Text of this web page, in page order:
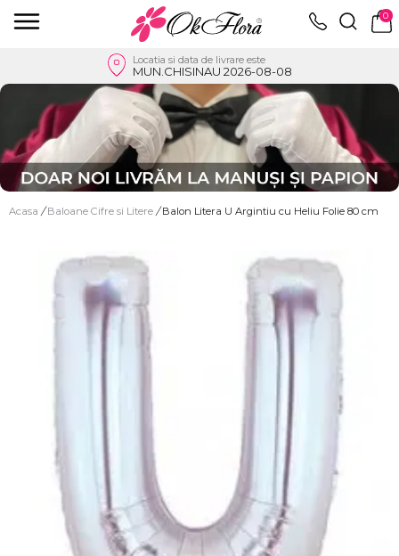
0
Locatia si data de livrare este
MUN.CHISINAU 2026-08-08
Acasa / Baloane Cifre si Litere / Balon Litera U Argintiu cu Heliu Folie 80 cm